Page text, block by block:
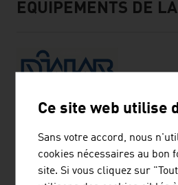
EQUIPEMENTS DE
CHEMISCH-
UND
GESELLSCHAFT M.B.H.
Ce site web utilise
Sans votre accord, nous
cookies nécessaires au bon
site. Si vous cliquez sur